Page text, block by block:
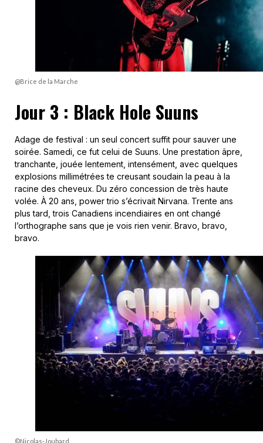
@Brice de la Marche
Jour 3 : Black Hole Suuns
Adage de festival : un seul concert suffit pour sauver une
soirée. Samedi, ce fut celui de Suuns. Une prestation âpre,
tranchante, jouée lentement, intensément, avec quelques
explosions millimétrées te creusant soudain la peau à la
racine des cheveux. Du zéro concession de très haute
volée. À 20 ans, power trio s’écrivait Nirvana. Trente ans
plus tard, trois Canadiens incendiaires en ont changé
l’orthographe sans que je vois rien venir. Bravo, bravo,
bravo.
©Nicolas-Joubard